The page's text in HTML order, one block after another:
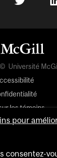
Université
les témoins
des témoins
pour
consentez-